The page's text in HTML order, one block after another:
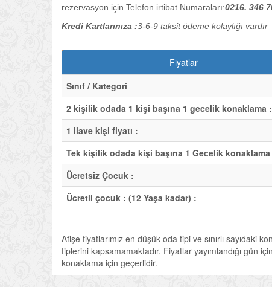
rezervasyon için Telefon irtibat Numaraları:0216. 346
Kredi Kartlarınıza :3-6-9 taksit ödeme kolaylığı vardır
Fiyatlar
Sınıf / Kategori
2 kişilik odada 1 kişi başına 1 gecelik konaklama :
1 ilave kişi fiyatı :
Tek kişilik odada kişi başına 1 Gecelik konaklama
Ücretsiz Çocuk :
Ücretli çocuk : (12 Yaşa kadar) :
Afişe fiyatlarımız en düşük oda tipi ve sınırlı
tiplerini kapsamamaktadır. Fiyatlar yayımlandığı gün
konaklama için geçerlidir.